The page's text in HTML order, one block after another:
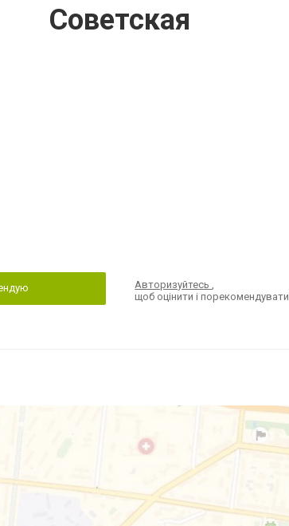
Советская
Авторизуйтесь,
щоб оцінити і порекомендувати